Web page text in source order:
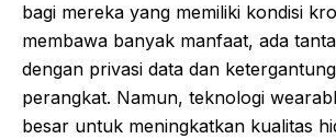
bagi mereka yang memiliki kondisi
membawa banyak manfaat, ada
dengan privasi data dan
perangkat. Namun, teknologi
besar untuk meningkatkan kualitas